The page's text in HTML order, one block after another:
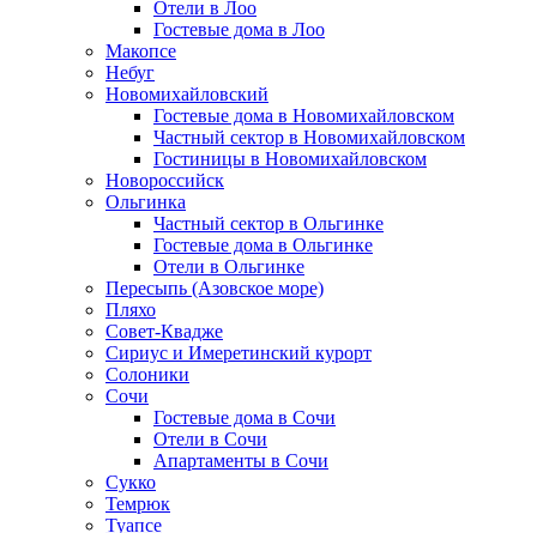
Отели в Лоо
Гостевые дома в Лоо
Макопсе
Небуг
Новомихайловский
Гостевые дома в Новомихайловском
Частный сектор в Новомихайловском
Гостиницы в Новомихайловском
Новороссийск
Ольгинка
Частный сектор в Ольгинке
Гостевые дома в Ольгинке
Отели в Ольгинке
Пересыпь (Азовское море)
Пляхо
Совет-Квадже
Сириус и Имеретинский курорт
Солоники
Сочи
Гостевые дома в Сочи
Отели в Сочи
Апартаменты в Сочи
Сукко
Темрюк
Туапсе